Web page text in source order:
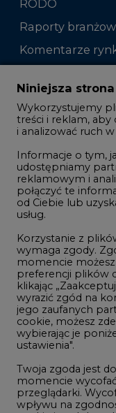
RODO
Raporty
Komentarze
Zmiany
Studio CIRE
Rozmowy o
Gospodarka
Geopolityka
LTE450
Innowacje i AI
Handel emisjami
Wodór
Górnictwo
Atom
Niniejsza
Wykorzystujemy
treści i reklam, aby
i analizować ruch
Informacje o tym,
udostępniamy
reklamowym i
połączyć te
od Ciebie lub
usług.
Korzystanie z
wymaga zgody.
momencie
preferencji plików
klikając
wyrazić zgód na
jego zaufanych
cookie, możesz
wybierając je
ustawienia".
Twoja zgoda jest
momencie
przeglądarki.
wpływu na